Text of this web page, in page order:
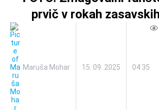
prvič v rokah
Maruša Mohar 15. 09. 2025 04:35